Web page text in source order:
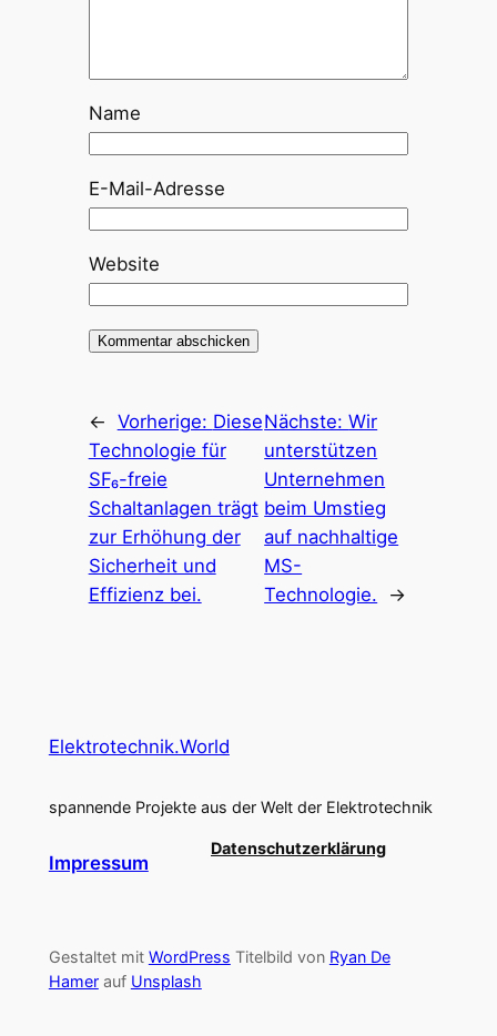
Name
E-Mail-Adresse
Website
← Vorherige: Diese
Technologie für
SF₆-freie
Schaltanlagen trägt
zur Erhöhung der
Sicherheit und
Effizienz bei.
Nächste:Wir
unterstützen
Unternehmen
beim Umstieg
auf nachhaltige
MS-
Technologie.
→
Elektrotechnik.World
spannende Projekte aus der Welt der Elektrotechnik
Impressum
Datenschutzerklärung
Gestaltet mit WordPress Titelbild von Ryan De
Hamerauf Unsplash